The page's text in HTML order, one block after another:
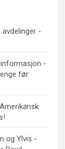
-
-
før
og Ylvis -